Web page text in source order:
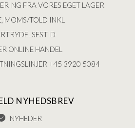
FRA VORES EGET LAGER
MOMS/TOLD INKL
ONLINE HANDEL
+45 3920 5084
NYHEDSBREV
NYHEDER